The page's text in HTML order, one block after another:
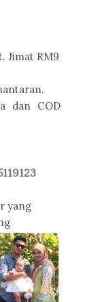
Jimat RM9
dan COD
yang